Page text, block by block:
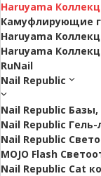
Haruyama
Камуфлирующие
Haruyama
Haruyama
RuNail
Nail Republic
Nail Republic
Nail Republic Гель-
Nail Republic
MOJO Flash
Nail Republic Cat